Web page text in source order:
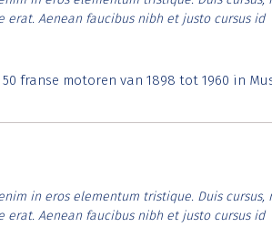
Aenean faucibus nibh et justo cursus id
franse motoren van 1898 tot 1960 in
in eros elementum tristique. Duis cursus,
Aenean faucibus nibh et justo cursus id